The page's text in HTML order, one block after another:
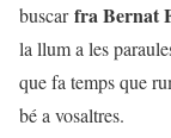
buscarfra Bernat
la llum a les
que fa temps que
bé a vosaltres.